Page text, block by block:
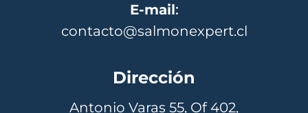
E-mail:
contacto@salmonexpert.cl
Dirección
Antonio Varas 55, Of 402,